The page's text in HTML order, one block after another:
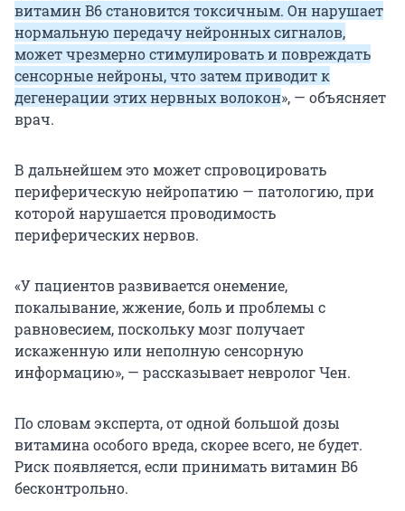
витамин B6 становится токсичным. Он нарушает
нормальную передачу нейронных сигналов,
может чрезмерно стимулировать и повреждать
сенсорные нейроны, что затем приводит к
дегенерации этих нервных волокон», — объясняет
врач.
В дальнейшем это может спровоцировать
периферическую нейропатию — патологию, при
которой нарушается проводимость
периферических нервов.
«У пациентов развивается онемение,
покалывание, жжение, боль и проблемы с
равновесием, поскольку мозг получает
искаженную или неполную сенсорную
информацию», — рассказывает невролог Чен.
По словам эксперта, от одной большой дозы
витамина особого вреда, скорее всего, не будет.
Риск появляется, если принимать витамин B6
бесконтрольно.